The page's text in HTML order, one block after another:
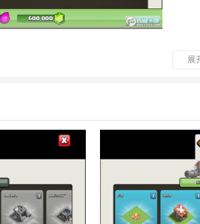
断发展自己的基地，
营地、兵营、防御
的入侵即可，虽然十分的简单却非常的考验
的玩家进行畅玩，一定会带给你前所未有的
兵种都有着不同的攻击方式、攻击偏好、移
同的，这就需要玩家好好思考如何搭配的问
展